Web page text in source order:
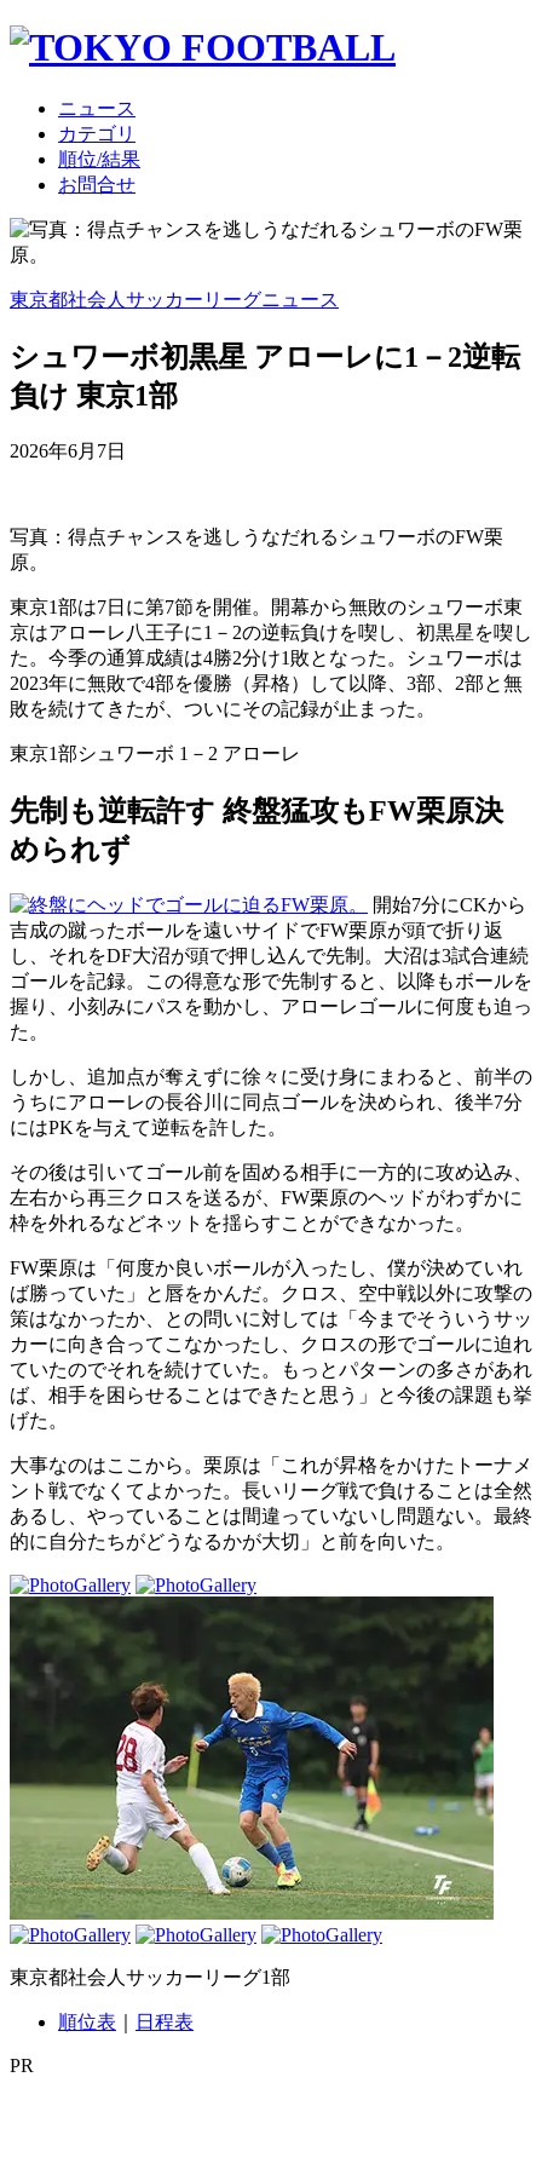
ニュース
カテゴリ
順位/結果
お問合せ
東京都社会人サッカーリーグニュース
シュワーボ初黒星 アローレに1－2逆転
負け 東京1部
2026年6月7日
写真：得点チャンスを逃しうなだれるシュワーボのFW栗
原。
東京1部は7日に第7節を開催。開幕から無敗のシュワーボ東
京はアローレ八王子に1－2の逆転負けを喫し、初黒星を喫し
た。今季の通算成績は4勝2分け1敗となった。シュワーボは
2023年に無敗で4部を優勝（昇格）して以降、3部、2部と無
敗を続けてきたが、ついにその記録が止まった。
東京1部シュワーボ 1－2 アローレ
先制も逆転許す 終盤猛攻もFW栗原決
められず
開始7分にCKから
吉成の蹴ったボールを遠いサイドでFW栗原が頭で折り返
し、それをDF大沼が頭で押し込んで先制。大沼は3試合連続
ゴールを記録。この得意な形で先制すると、以降もボールを
握り、小刻みにパスを動かし、アローレゴールに何度も迫っ
た。
しかし、追加点が奪えずに徐々に受け身にまわると、前半の
うちにアローレの長谷川に同点ゴールを決められ、後半7分
にはPKを与えて逆転を許した。
その後は引いてゴール前を固める相手に一方的に攻め込み、
左右から再三クロスを送るが、FW栗原のヘッドがわずかに
枠を外れるなどネットを揺らすことができなかった。
FW栗原は「何度か良いボールが入ったし、僕が決めていれ
ば勝っていた」と唇をかんだ。クロス、空中戦以外に攻撃の
策はなかったか、との問いに対しては「今までそういうサッ
カーに向き合ってこなかったし、クロスの形でゴールに迫れ
ていたのでそれを続けていた。もっとパターンの多さがあれ
ば、相手を困らせることはできたと思う」と今後の課題も挙
げた。
大事なのはここから。栗原は「これが昇格をかけたトーナメ
ント戦でなくてよかった。長いリーグ戦で負けることは全然
あるし、やっていることは間違っていないし問題ない。最終
的に自分たちがどうなるかが大切」と前を向いた。
東京都社会人サッカーリーグ1部
順位表 日程表
PR